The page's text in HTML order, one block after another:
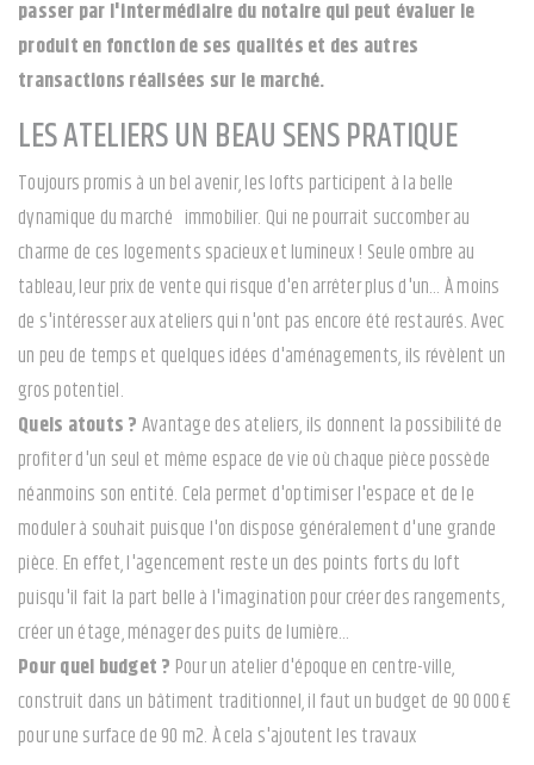
passer par l'intermédiaire du notaire qui peut évaluer le
produit en fonction de ses qualités et des autres
transactions réalisées sur le marché.
LES ATELIERS UN BEAU SENS PRATIQUE
Toujours promis à un bel avenir, les lofts participent à la belle
dynamique du marché immobilier. Qui ne pourrait succomber au
charme de ces logements spacieux et lumineux ! Seule ombre au
tableau, leur prix de vente qui risque d'en arrêter plus d'un… À moins
de s'intéresser aux ateliers qui n'ont pas encore été restaurés. Avec
un peu de temps et quelques idées d'aménagements, ils révèlent un
gros potentiel.
Quels atouts ?Avantage des ateliers, ils donnent la possibilité de
profiter d'un seul et même espace de vie où chaque pièce possède
néanmoins son entité. Cela permet d'optimiser l'espace et de le
moduler à souhait puisque l'on dispose généralement d'une grande
pièce. En effet, l'agencement reste un des points forts du loft
puisqu'il fait la part belle à l'imagination pour créer des rangements,
créer un étage, ménager des puits de lumière…
Pour quel budget ? Pour un atelier d'époque en centre-ville,
construit dans un bâtiment traditionnel, il faut un budget de 90 000 €
pour une surface de 90 m2. À cela s'ajoutent les travaux